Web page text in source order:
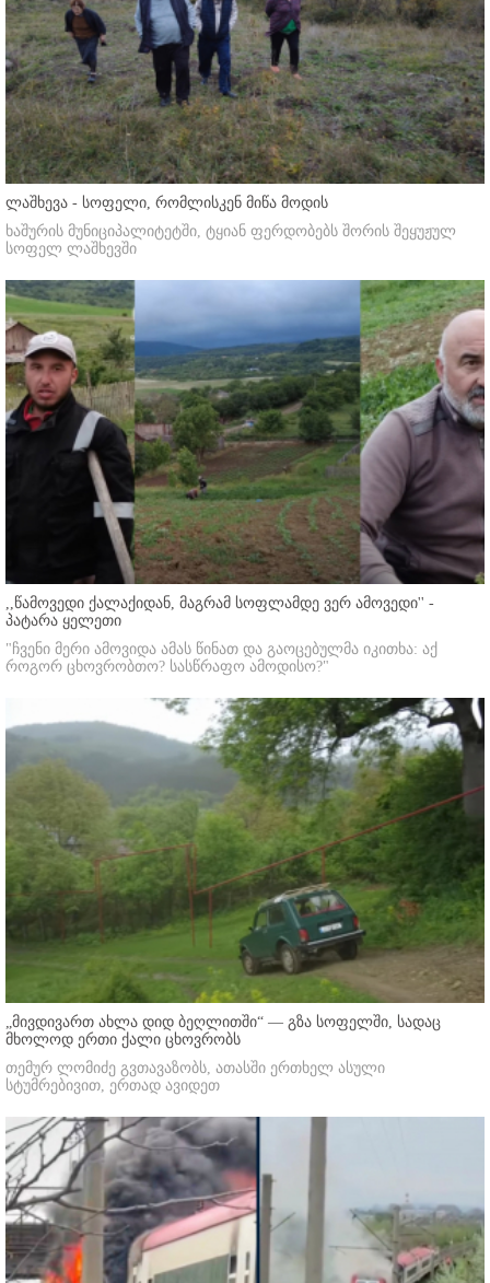
ლაშხევა - სოფელი, რომლისკენ მიწა მოდის
ხაშურის მუნიციპალიტეტში, ტყიან ფერდობებს შორის შეყუჟულ
სოფელ ლაშხევში
,,წამოვედი ქალაქიდან, მაგრამ სოფლამდე ვერ ამოვედი'' -
პატარა ყელეთი
"ჩვენი მერი ამოვიდა ამას წინათ და გაოცებულმა იკითხა: აქ
როგორ ცხოვრობთო? სასწრაფო ამოდისო?"
„მივდივართ ახლა დიდ ბეღლითში“ — გზა სოფელში, სადაც
მხოლოდ ერთი ქალი ცხოვრობს
თემურ ლომიძე გვთავაზობს, ათასში ერთხელ ასული
სტუმრებივით, ერთად ავიდეთ